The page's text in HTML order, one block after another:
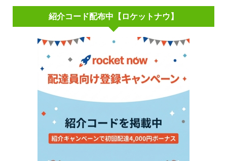
紹介コード配布中【ロケットナウ】